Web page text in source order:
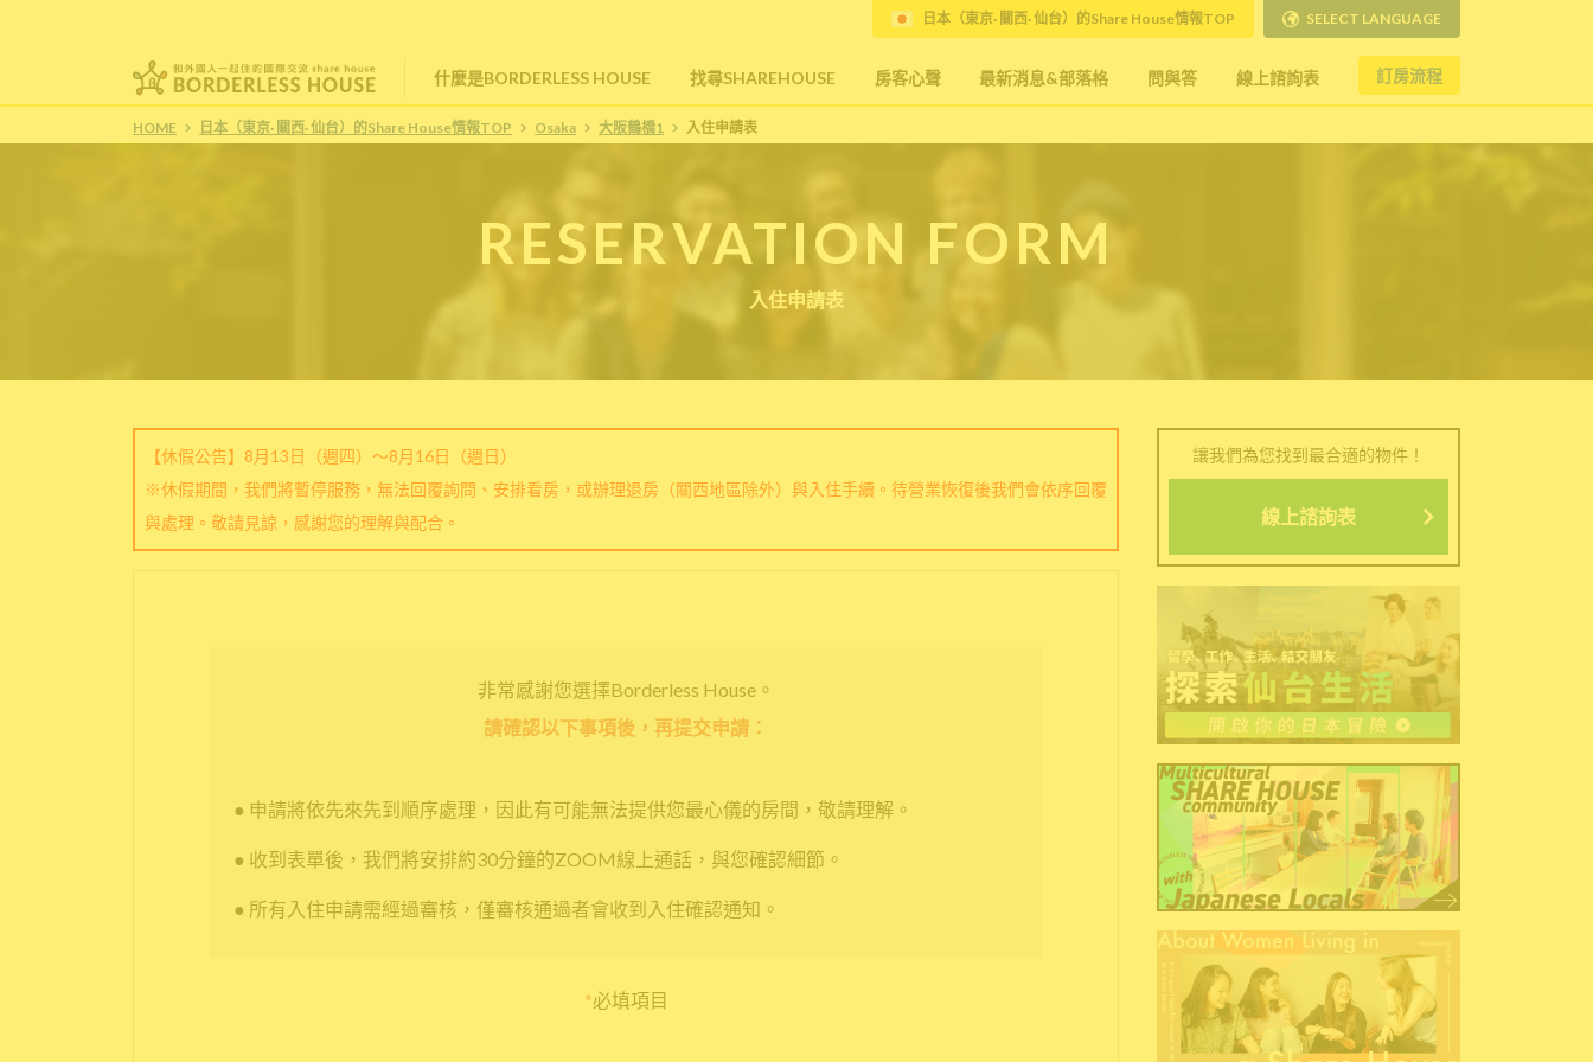
什麼是BORDERLESS HOUSE 找尋SHAREHOUSE 房客心聲 最新消息&部落格 問與答 線上諮詢表 訂房流程
日本（東京· 關西· 仙台）的Share House情報TOP SELECT LANGUAGE
HOME 日本（東京· 關西· 仙台）的Share House情報TOP Osaka 大阪鶴橋1 入住申請表
RESERVATION FORM
入住申請表
【休假公告】8月13日（週四）～8月16日（週日）
※休假期間，我們將暫停服務，無法回覆詢問、安排看房，或辦理退房（關西地區除外）與入住手續。待營業恢復後我們會依序回覆
與處理。敬請見諒，感謝您的理解與配合。
非常感謝您選擇Borderless House。
請確認以下事項後，再提交申請：
● 申請將依先來先到順序處理，因此有可能無法提供您最心儀的房間，敬請理解。
● 收到表單後，我們將安排約30分鐘的ZOOM線上通話，與您確認細節。
● 所有入住申請需經過審核，僅審核通過者會收到入住確認通知。
*必填項目
讓我們為您找到最合適的物件！
線上諮詢表